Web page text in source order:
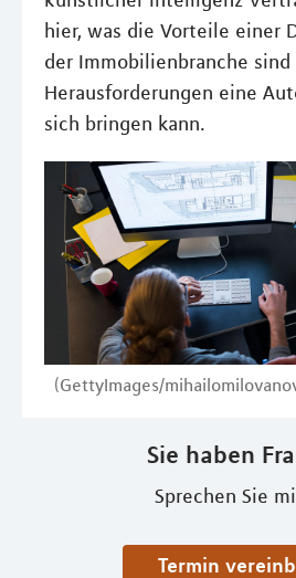
hier, was die Vorteile einer
der Immobilienbranche
Herausforderungen eine
sich bringen kann.
(GettyImages/
Sie haben
Sprechen Sie
Termin